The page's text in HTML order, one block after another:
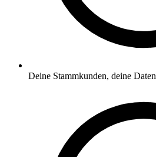
Deine Stammkunden, deine Daten